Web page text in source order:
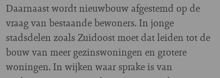
Daarnaast wordt nieuwbouw afgestemd op de
vraag van bestaande bewoners. In jonge
stadsdelen zoals Zuidoost moet dat leiden tot de
bouw van meer gezinswoningen en grotere
woningen. In wijken waar sprake is van